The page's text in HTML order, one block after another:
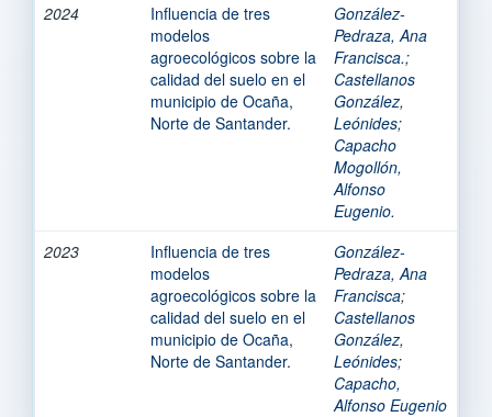
2024
Influencia de tres
modelos
agroecológicos sobre la
calidad del suelo en el
municipio de Ocaña,
Norte de Santander.
González-
Pedraza, Ana
Francisca.;
Castellanos
González,
Leónides;
Capacho
Mogollón,
Alfonso
Eugenio.
2023
Influencia de tres
modelos
agroecológicos sobre la
calidad del suelo en el
municipio de Ocaña,
Norte de Santander.
González-
Pedraza, Ana
Francisca;
Castellanos
González,
Leónides;
Capacho,
Alfonso Eugenio